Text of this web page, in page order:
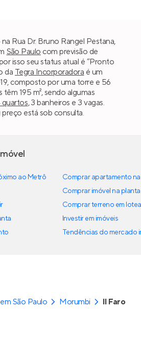
Rua Dr. Bruno Rangel Pestana,
São Paulo com previsão de
isso seu status atual é “Pronto
da Tegra Incorporadora é um
composto por uma torre e 56
têm 195 m², sendo algumas
quartos, 3 banheiros e 3 vagas.
está sob consulta.
ao Metrô
Comprar apartamento
Comprar imóvel na planta
Comprar terreno em
Investir em imóveis
Tendências do mercado
São Paulo Morumbi Il Faro